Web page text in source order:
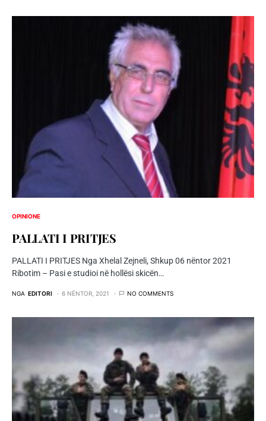
OPINIONE
PALLATI I PRITJES
PALLATI I PRITJES Nga Xhelal Zejneli, Shkup 06 nëntor 2021
Ribotim – Pasi e studioi në hollësi skicën…
NGA EDITORI 6 NËNTOR, 2021 NO COMMENTS